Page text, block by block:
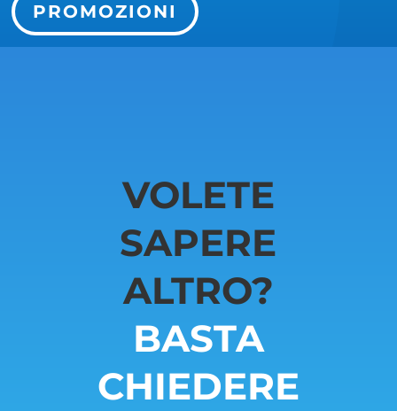
PROMOZIONI
VOLETE
SAPERE
ALTRO?
BASTA
CHIEDERE